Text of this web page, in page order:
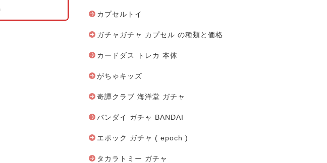
カプセルトイ
ガチャガチャ カプセル の種類と価格
カードダス トレカ 本体
がちゃキッズ
奇譚クラブ 海洋堂 ガチャ
バンダイ ガチャ BANDAI
エポック ガチャ ( epoch )
タカラトミー ガチャ